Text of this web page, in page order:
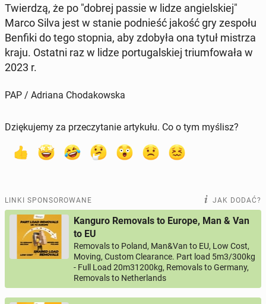
Twier­dzą, że po "dobrej passie w lidze an­giel­skiej"
Marco Silva jest w stanie pod­nieść jakość gry zespołu
Benfiki do tego stopnia, aby zdobyła ona tytuł mistrza
kraju. Ostatni raz w lidze por­tu­gal­skiej trium­fo­wa­ła w
2023 r.
PAP / Adriana Chodakowska
Dziękujemy za przeczytanie artykułu. Co o tym myślisz?
LINKI SPONSOROWANE JAK DODAĆ?
Kanguro Removals to Europe, Man & Van
to EU
Removals to Poland, Man&Van to EU, Low Cost,
Moving, Custom Clearance. Part load 5m3/300kg
- Full Load 20m31200kg, Removals to Germany,
Removals to Netherlands